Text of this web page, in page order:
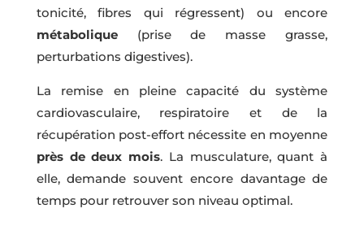
tonicité, fibres qui régressent) ou encore
métabolique(prise de masse grasse,
perturbations digestives).
La remise en pleine capacité du système
cardiovasculaire, respiratoire et de la
récupération post-effort nécessite en moyenne
près de deux mois. La musculature, quant à
elle, demande souvent encore davantage de
temps pour retrouver son niveau optimal.